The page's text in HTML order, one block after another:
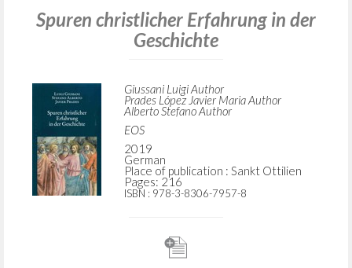
Spuren christlicher Erfahrung in der
Geschichte
Giussani Luigi Author
Prades López Javier Maria Author
Alberto Stefano Author
EOS
2019
German
Place of publication : Sankt Ottilien
Pages: 216
ISBN : 978-3-8306-7957-8